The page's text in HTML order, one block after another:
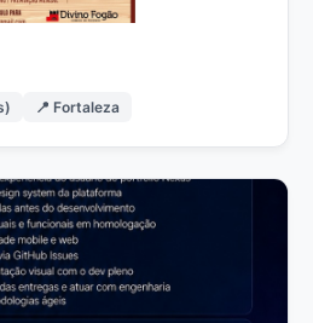
📍 Fortaleza